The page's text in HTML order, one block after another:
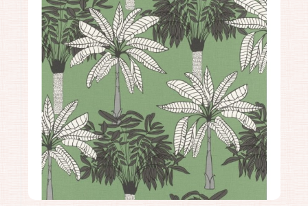
Ширина рулона:0.53 .
Материал покрытия:Виниловое
Страна:Германия
Материал основы:Флизелин
Раппорт: <>